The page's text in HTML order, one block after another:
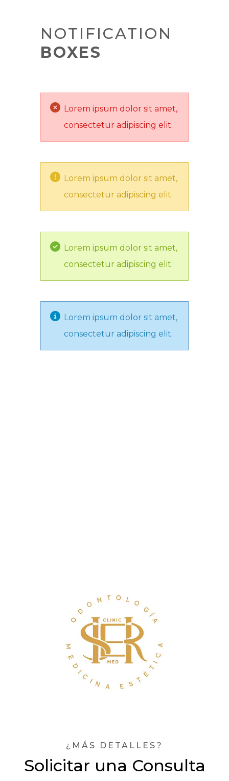
NOTIFICATION
BOXES
Lorem ipsum dolor sit amet,
consectetur adipiscing elit.
Lorem ipsum dolor sit amet,
consectetur adipiscing elit.
Lorem ipsum dolor sit amet,
consectetur adipiscing elit.
Lorem ipsum dolor sit amet,
consectetur adipiscing elit.
¿MÁS DETALLES?
Solicitar una Consulta